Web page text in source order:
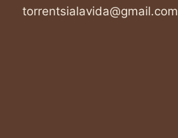
torrentsialavida@gmail.com